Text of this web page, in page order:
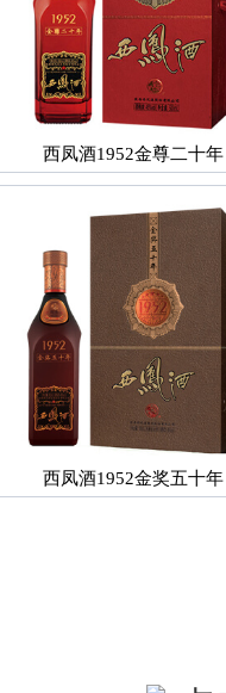
西凤酒1952金尊二十年
西凤酒1952金奖五十年